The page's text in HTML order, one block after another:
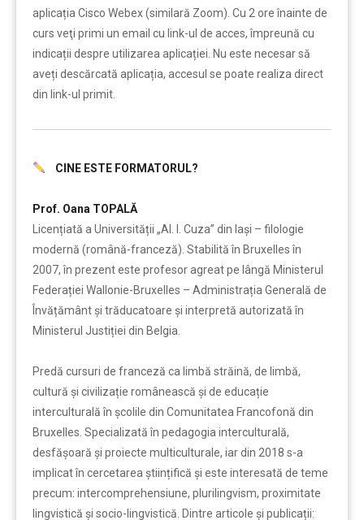
aplicația Cisco Webex (similară Zoom). Cu 2 ore înainte de
curs veţi primi un email cu link-ul de acces, împreună cu
indicații despre utilizarea aplicației. Nu este necesar să
aveți descărcată aplicația, accesul se poate realiza direct
din link-ul primit.
CINE ESTE FORMATORUL?
Prof. Oana TOPALĂ
Licențiată a Universității „Al. I. Cuza” din Iași – filologie
modernă (română-franceză). Stabilită în Bruxelles în
2007, în prezent este profesor agreat pe lângă Ministerul
Federației Wallonie-Bruxelles – Administrația Generală de
Învățământ și trăducatoare și interpretă autorizată în
Ministerul Justiției din Belgia.
Predă cursuri de franceză ca limbă străină, de limbă,
cultură și civilizație românească și de educație
interculturală în școlile din Comunitatea Francofonă din
Bruxelles. Specializată în pedagogia interculturală,
desfășoară și proiecte multiculturale, iar din 2018 s-a
implicat în cercetarea științifică și este interesată de teme
precum: intercomprehensiune, plurilingvism, proximitate
lingvistică și socio-lingvistică. Dintre articole și publicații: